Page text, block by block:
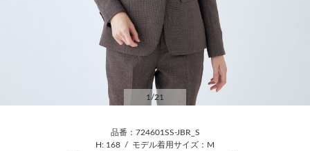
1 /21
品番：724601SS-JBR_S
H: 168 / モデル着用サイズ：M